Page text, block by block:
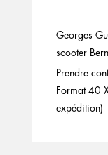
Georges
scooter
Prendre
Format 40
expédition)